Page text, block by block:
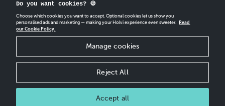
CREATEYOUR OWN HOLVI ONLINE STORE IN MINUTES.
Do you want cookies? 🍪
Choose which cookies you want to accept. Optional cookies let us show you
personalised ads and marketing — making your Holvi experience even sweeter.
Read
our Cookie Policy.
Manage cookies
Reject All
Accept all